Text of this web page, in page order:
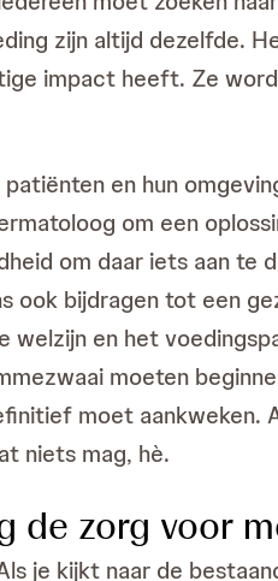
zijn altijd dezelfde.
impact heeft. Ze
en hun
om een
om daar iets aan te
ook bijdragen tot een
welzijn en het
moeten
moet aankweken.
niets mag, hè.
de zorg voor
je kijkt naar de